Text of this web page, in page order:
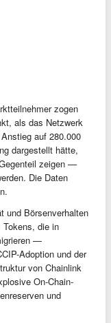
zogen
als das Netzwerk
auf 280.000
dargestellt hätte,
zeigen —
Die Daten
und Börsenverhalten
die in
—
Adoption und der
von Chainlink
On-Chain-
und